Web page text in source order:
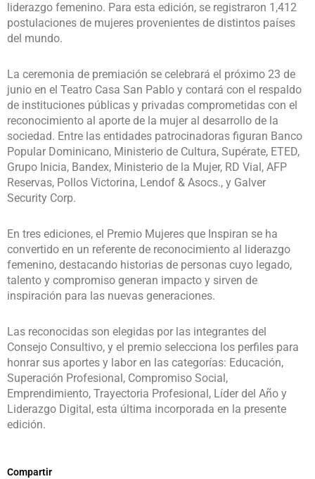
liderazgo femenino. Para esta edición, se registraron 1,412
postulaciones de mujeres provenientes de distintos países
del mundo.
La ceremonia de premiación se celebrará el próximo 23 de
junio en el Teatro Casa San Pablo y contará con el respaldo
de instituciones públicas y privadas comprometidas con el
reconocimiento al aporte de la mujer al desarrollo de la
sociedad. Entre las entidades patrocinadoras figuran Banco
Popular Dominicano, Ministerio de Cultura, Supérate, ETED,
Grupo Inicia, Bandex, Ministerio de la Mujer, RD Vial, AFP
Reservas, Pollos Victorina, Lendof & Asocs., y Galver
Security Corp.
En tres ediciones, el Premio Mujeres que Inspiran se ha
convertido en un referente de reconocimiento al liderazgo
femenino, destacando historias de personas cuyo legado,
talento y compromiso generan impacto y sirven de
inspiración para las nuevas generaciones.
Las reconocidas son elegidas por las integrantes del
Consejo Consultivo, y el premio selecciona los perfiles para
honrar sus aportes y labor en las categorías: Educación,
Superación Profesional, Compromiso Social,
Emprendimiento, Trayectoria Profesional, Líder del Año y
Liderazgo Digital, esta última incorporada en la presente
edición.
Compartir